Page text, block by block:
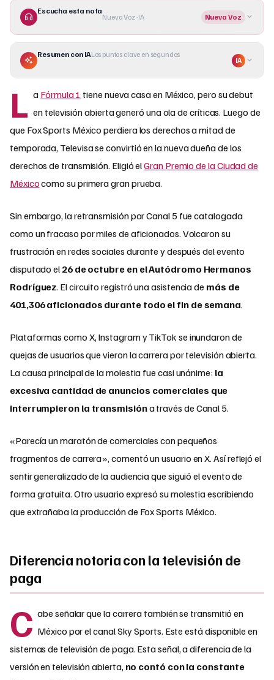
Escucha esta nota
Nueva Voz · IA Nueva Voz
Resumen con IALos puntos clave en segundos
IA
L a Fórmula 1 tiene nueva casa en México, pero su debut
en televisión abierta generó una ola de críticas. Luego de
que Fox Sports México perdiera los derechos a mitad de
temporada, Televisa se convirtió en la nueva dueña de los
derechos de transmisión. Eligió elGran Premio de la Ciudad de
Méxicocomo su primera gran prueba.​
Sin embargo, la retransmisión por Canal 5 fue catalogada
como un fracaso por miles de aficionados. Volcaron su
frustración en redes sociales durante y después del evento
disputado el 26 de octubre en el Autódromo Hermanos
Rodríguez. El circuito registró una asistencia de más de
401,306 aficionados durante todo el fin de semana.​
Plataformas como X, Instagram y TikTok se inundaron de
quejas de usuarios que vieron la carrera por televisión abierta.
La causa principal de la molestia fue casi unánime: la
excesiva cantidad de anuncios comerciales que
interrumpieron la transmisióna través de Canal 5.​
«Parecía un maratón de comerciales con pequeños
fragmentos de carrera», comentó un usuario en X. Así reflejó el
sentir generalizado de la audiencia que siguió el evento de
forma gratuita. Otro usuario expresó su molestia escribiendo
que extrañaba la producción de Fox Sports México.​
Diferencia notoria con la televisión de
paga
C abe señalar que la carrera también se transmitió en
México por el canal Sky Sports. Este está disponible en
sistemas de televisión de paga. Esta señal, a diferencia de la
versión en televisión abierta, no contó con la constante